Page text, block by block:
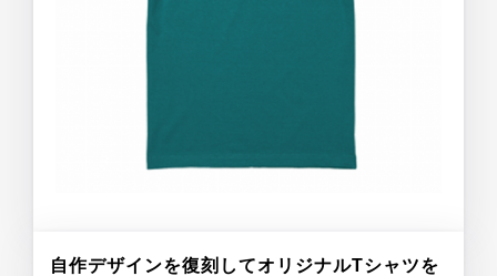
自作デザインを復刻してオリジナルTシャツを